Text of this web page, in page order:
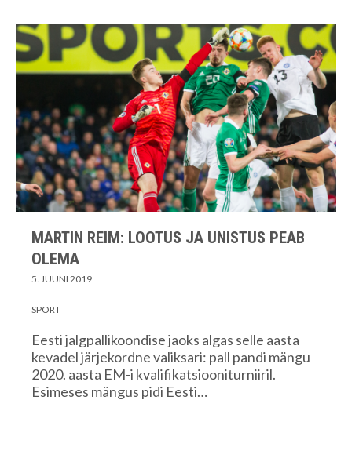
MARTIN REIM: LOOTUS JA UNISTUS PEAB
OLEMA
5. JUUNI 2019
SPORT
Eesti jalgpallikoondise jaoks algas selle aasta
kevadel järjekordne valiksari: pall pandi mängu
2020. aasta EM-i kvalifikatsiooniturniiril.
Esimeses mängus pidi Eesti…